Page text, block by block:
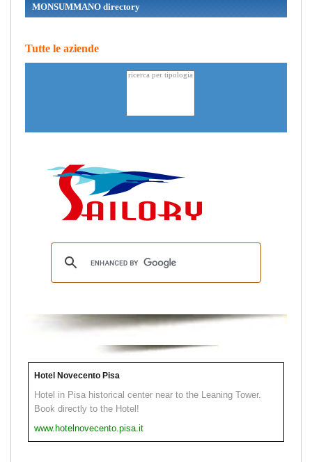
MONSUMMANO directory
Tutte le aziende
Hotel Novecento Pisa
Hotel in Pisa historical center near to the Leaning Tower.
Book directly to the Hotel!
www.hotelnovecento.pisa.it